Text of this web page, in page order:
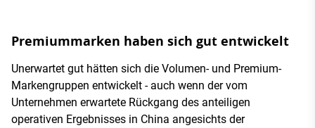
Premiummarken haben sich gut entwickelt
Unerwartet gut hätten sich die Volumen- und Premium-
Markengruppen entwickelt - auch wenn der vom
Unternehmen erwartete Rückgang des anteiligen
operativen Ergebnisses in China angesichts der